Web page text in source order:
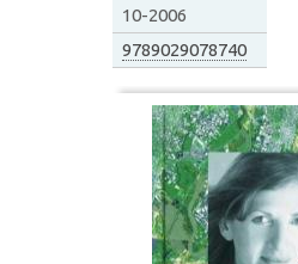
10-2006
9789029078740